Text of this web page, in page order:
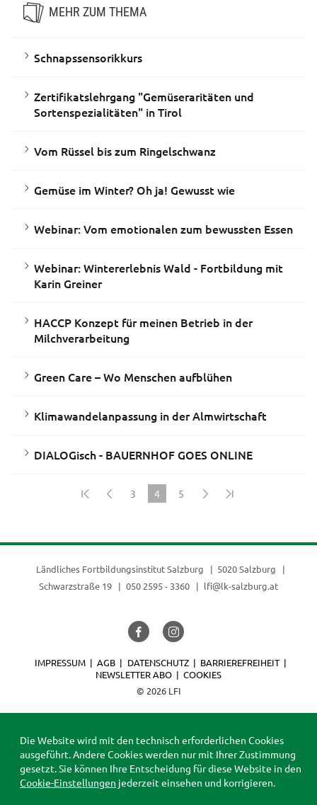
MEHR ZUM THEMA
Schnapssensorikkurs
Zertifikatslehrgang "Gemüseraritäten und
Sortenspezialitäten" in Tirol
Vom Rüssel bis zum Ringelschwanz
Gemüse im Winter? Oh ja! Gewusst wie
Webinar: Vom emotionalen zum bewussten Essen
Webinar: Wintererlebnis Wald - Fortbildung mit
Karin Greiner
HACCP Konzept für meinen Betrieb in der
Milchverarbeitung
Green Care – Wo Menschen aufblühen
Klimawandelanpassung in der Almwirtschaft
DIALOGisch - BAUERNHOF GOES ONLINE
3
4
5
Ländliches Fortbildungsinstitut Salzburg
5020 Salzburg
Schwarzstraße 19
050 2595 - 3360 lfi@lk-salzburg.at
© 2026 LFI
IMPRESSUM AGB DATENSCHUTZ
BARRIEREFREIHEIT
NEWSLETTER ABO
COOKIES
Die Website wird mit den technisch erforderlichen Cookies
ausgeführt. Andere Cookies werden nur mit Ihrer Zustimmung
gesetzt. Sie können Ihre Entscheidung für diese Website in den
Cookie-Einstellungen jederzeit einsehen und korrigieren.